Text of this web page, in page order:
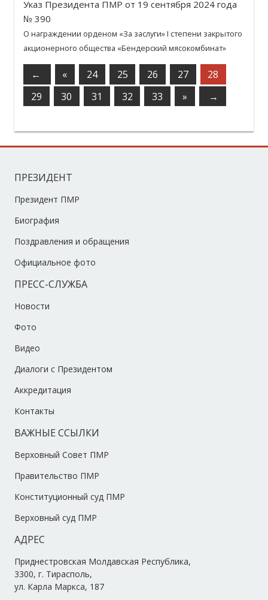
Указ Президента ПМР от 19 сентября 2024 года
№ 390
О награждении орденом «За заслуги» I степени закрытого
акционерного общества «Бендерский мясокомбинат»
← « 24 25 26 27
28
29
30 31 32 33 » →
ПРЕЗИДЕНТ
Президент ПМР
Биография
Поздравления и обращения
Официальное фото
ПРЕСС-СЛУЖБА
Новости
Фото
Видео
Диалоги с Президентом
Аккредитация
Контакты
ВАЖНЫЕ ССЫЛКИ
Верховный Совет ПМР
Правительство ПМР
Конституционный суд ПМР
Верховный суд ПМР
АДРЕС
Приднестровская Молдавская Республика,
3300, г. Тирасполь,
ул. Карла Маркса, 187